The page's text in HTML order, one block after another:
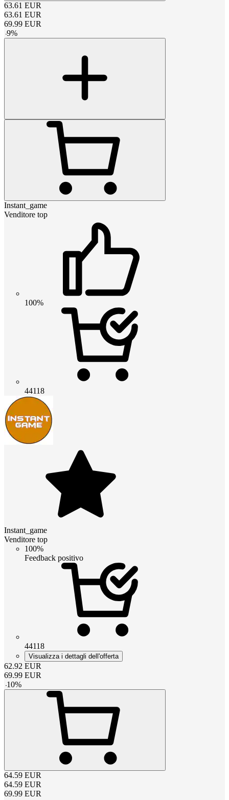
63.61 EUR
63.61 EUR
69.99 EUR
-9%
Instant_game
Venditore top
100%
44118
Instant_game
Venditore top
100%
Feedback positivo
44118
Visualizza i dettagli dell'offerta
62.92 EUR
69.99 EUR
-10%
64.59 EUR
64.59 EUR
69.99 EUR